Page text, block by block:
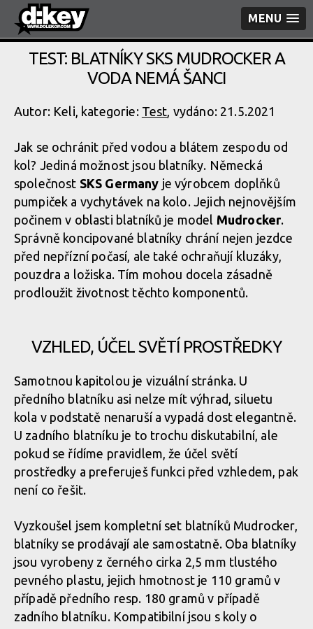
MENU
TEST: BLATNÍKY SKS MUDROCKER A
VODA NEMÁ ŠANCI
Autor: Keli, kategorie: Test, vydáno: 21.5.2021
Jak se ochránit před vodou a blátem zespodu od
kol? Jediná možnost jsou blatníky. Německá
společnost SKS Germany je výrobcem doplňků
pumpiček a vychytávek na kolo. Jejich nejnovějším
počinem v oblasti blatníků je model Mudrocker.
Správně koncipované blatníky chrání nejen jezdce
před nepřízní počasí, ale také ochraňují kluzáky,
pouzdra a ložiska. Tím mohou docela zásadně
prodloužit životnost těchto komponentů.
VZHLED, ÚČEL SVĚTÍ PROSTŘEDKY
Samotnou kapitolou je vizuální stránka. U
předního blatníku asi nelze mít výhrad, siluetu
kola v podstatě nenaruší a vypadá dost elegantně.
U zadního blatníku je to trochu diskutabilní, ale
pokud se řídíme pravidlem, že účel světí
prostředky a preferuješ funkci před vzhledem, pak
není co řešit.
Vyzkoušel jsem kompletní set blatníků Mudrocker,
blatníky se prodávají ale samostatně. Oba blatníky
jsou vyrobeny z černého cirka 2,5 mm tlustého
pevného plastu, jejich hmotnost je 110 gramů v
případě předního resp. 180 gramů v případě
zadního blatníku. Kompatibilní jsou s koly o